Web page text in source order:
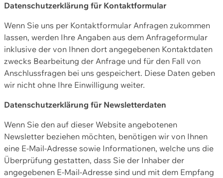
Datenschutzerklärung für Kontaktformular
Wenn Sie uns per Kontaktformular Anfragen zukommen
lassen, werden Ihre Angaben aus dem Anfrageformular
inklusive der von Ihnen dort angegebenen Kontaktdaten
zwecks Bearbeitung der Anfrage und für den Fall von
Anschlussfragen bei uns gespeichert. Diese Daten geben
wir nicht ohne Ihre Einwilligung weiter.
Datenschutzerklärung für Newsletterdaten
Wenn Sie den auf dieser Website angebotenen
Newsletter beziehen möchten, benötigen wir von Ihnen
eine E-Mail-Adresse sowie Informationen, welche uns die
Überprüfung gestatten, dass Sie der Inhaber der
angegebenen E-Mail-Adresse sind und mit dem Empfang